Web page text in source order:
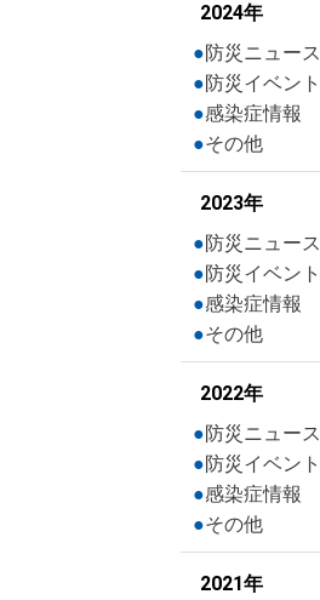
2024年
防災ニュース
防災イベント
感染症情報
その他
2023年
防災ニュース
防災イベント
感染症情報
その他
2022年
防災ニュース
防災イベント
感染症情報
その他
2021年